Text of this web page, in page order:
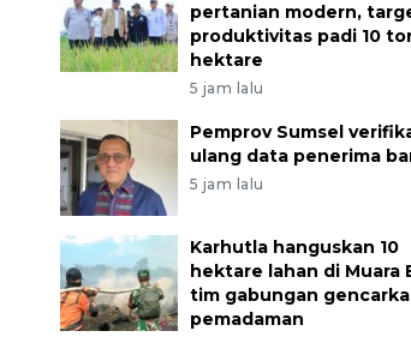
pertanian modern,
produktivitas padi 10
hektare
5 jam lalu
Pemprov Sumsel
ulang data penerima
5 jam lalu
Karhutla hanguskan 10
hektare lahan di Muara
tim gabungan
pemadaman